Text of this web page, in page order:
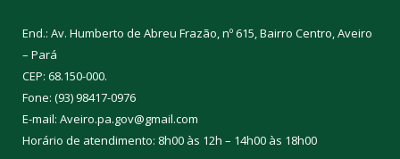
End.: Av. Humberto de Abreu Frazão, nº 615, Bairro Centro, Aveiro
– Pará
CEP: 68.150-000.
Fone: (93) 98417-0976
E-mail: Aveiro.pa.gov@gmail.com
Horário de atendimento: 8h00 às 12h – 14h00 às 18h00